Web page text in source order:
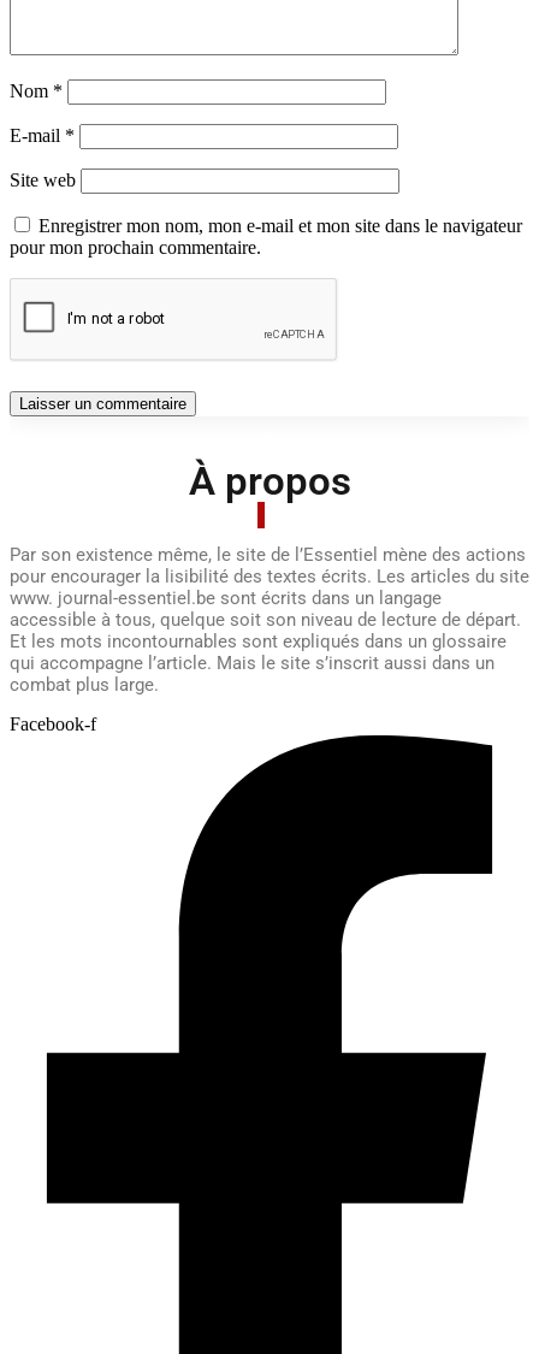
Nom *
E-mail *
Site web
Enregistrer mon nom, mon e-mail et mon site dans le navigateur
pour mon prochain commentaire.
À propos
Par son existence même, le site de l’Essentiel mène des actions
pour encourager la lisibilité des textes écrits. Les articles du site
www. journal-essentiel.be sont écrits dans un langage
accessible à tous, quelque soit son niveau de lecture de départ.
Et les mots incontournables sont expliqués dans un glossaire
qui accompagne l’article. Mais le site s’inscrit aussi dans un
combat plus large.
Facebook-f